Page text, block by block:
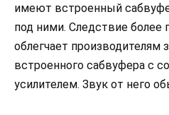
имеют встроенный
под ними. Следствие более
облегчает производителям
встроенного сабвуфера с
усилителем. Звук от него